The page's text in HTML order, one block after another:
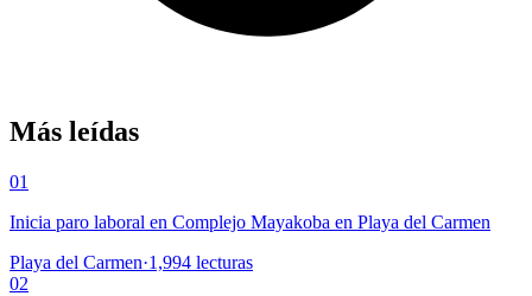
Más leídas
01
Inicia paro laboral en Complejo Mayakoba en Playa del Carmen
Playa del Carmen·1,994 lecturas
02